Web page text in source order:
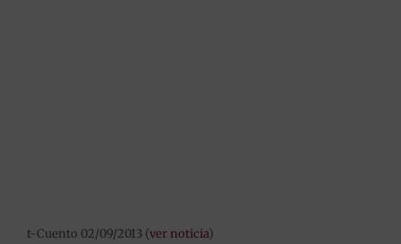
t-Cuento 02/09/2013 (ver noticia)